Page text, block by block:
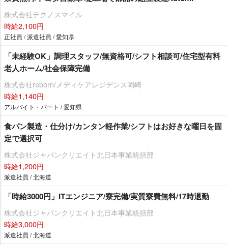
株式会社テクノスマイル
時給2,100円
正社員 / 派遣社員 / 愛知県
「未経験OK」調理スタッフ/無資格可/シフト相談可/住宅型有料
老人ホーム/社会保障完備
株式会社reborn/メディケアレジデンス岡崎
時給1,140円
アルバイト・パート / 愛知県
食パン製造・仕分け/カンタン軽作業/シフトはお好きな曜日を固
定で選択可
株式会社ジャパンクリエイト北日本事業統括部
時給1,200円
派遣社員 / 北海道
「時給3000円」ITエンジニア/寮完備/実質寮費無料/17時退勤
株式会社ジャパンクリエイト北日本事業統括部
時給3,000円
派遣社員 / 北海道